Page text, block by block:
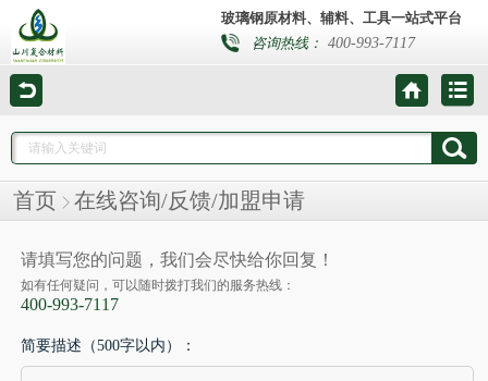
玻璃钢原材料、辅料、工具一站式平台
咨询热线：
400-993-7117
首页 在线咨询/反馈/加盟申请
请填写您的问题，我们会尽快给你回复！
如有任何疑问，可以随时拨打我们的服务热线：
400-993-7117
简要描述（500字以内）：